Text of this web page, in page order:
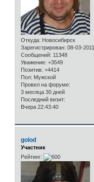
Откуда: Новосибирск
Зарегистрирован: 08-03-2011
Сообщений: 11348
Уважение: +3549
Позитив: +4414
Пол: Мужской
Провел на форуме:
3 месяца 30 дней
Последний визит:
Вчера 22:43:40
golod
Участник
Рейтинг: